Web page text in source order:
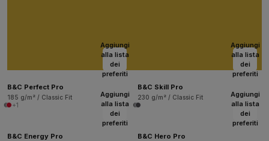
Aggiungi
alla lista
dei
preferiti
B&C Perfect Pro
185 g/m² / Classic Fit
+1
Aggiungi
alla lista
dei
preferiti
B&C Skill Pro
230 g/m² / Classic Fit
Aggiungi
alla lista
dei
preferiti
B&C Energy Pro
Aggiungi
alla lista
dei
preferiti
B&C Hero Pro